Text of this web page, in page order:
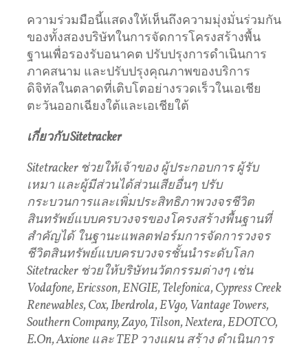
ความร่วมมือนี้แสดงให้เห็นถึงความมุ่งมั่นร่วมกัน
ของทั้งสองบริษัทในการจัดการโครงสร้างพื้น
ฐานเพื่อรองรับอนาคต ปรับปรุงการดำเนินการ
ภาคสนาม และปรับปรุงคุณภาพของบริการ
ดิจิทัลในตลาดที่เติบโตอย่างรวดเร็วในเอเชีย
ตะวันออกเฉียงใต้และเอเชียใต้
เกี่ยวกับSitetracker
Sitetracker ช่วยให้เจ้าของ ผู้ประกอบการ ผู้รับ
เหมา และผู้มีส่วนได้ส่วนเสียอื่นๆ ปรับ
กระบวนการและเพิ่มประสิทธิภาพวงจรชีวิต
สินทรัพย์แบบครบวงจรของโครงสร้างพื้นฐานที่
สำคัญได้ ในฐานะแพลตฟอร์มการจัดการวงจร
ชีวิตสินทรัพย์แบบครบวงจรชั้นนำระดับโลก
Sitetracker ช่วยให้บริษัทนวัตกรรมต่างๆ เช่น
Vodafone, Ericsson, ENGIE, Telefonica, Cypress Creek
Renewables, Cox, Iberdrola, EVgo, Vantage Towers,
Southern Company, Zayo, Tilson, Nextera, EDOTCO,
E.On, Axione และTEP วางแผน สร้าง ดำเนินการ